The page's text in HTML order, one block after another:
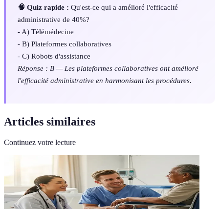
🧠 Quiz rapide : Qu'est-ce qui a amélioré l'efficacité
administrative de 40%?
- A) Télémédecine
- B) Plateformes collaboratives
- C) Robots d'assistance
Réponse : B — Les plateformes collaboratives ont amélioré
l'efficacité administrative en harmonisant les procédures.
Articles similaires
Continuez votre lecture